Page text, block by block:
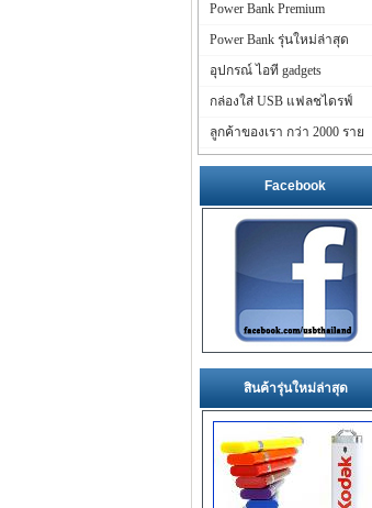
Power Bank Premium
Power Bank รุ่นใหม่ล่าสุด
อุปกรณ์ ไอที gadgets
กล่องใส่ USB แฟลชไดรฟ์
ลูกค้าของเรา กว่า 2000 ราย
Facebook
สินค้ารุ่นใหม่ล่าสุด